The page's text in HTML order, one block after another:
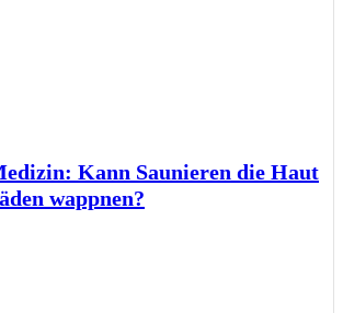
Kann Saunieren die Haut
wappnen?